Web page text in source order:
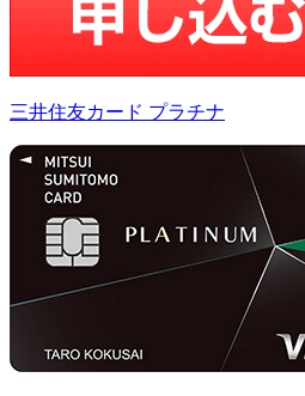
三井住友カード プラチナ